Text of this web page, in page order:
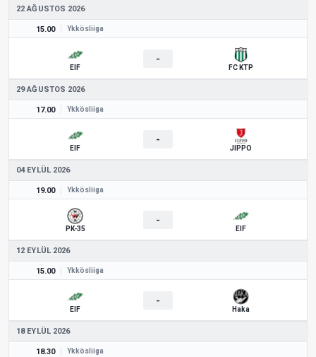
22 AĞUSTOS 2026
15.00 Ykkösliiga
EIF
-
FC KTP
29 AĞUSTOS 2026
17.00 Ykkösliiga
EIF
-
JIPPO
04 EYLÜL 2026
19.00 Ykkösliiga
PK-35
-
EIF
12 EYLÜL 2026
15.00 Ykkösliiga
EIF
-
Haka
18 EYLÜL 2026
18.30 Ykkösliiga